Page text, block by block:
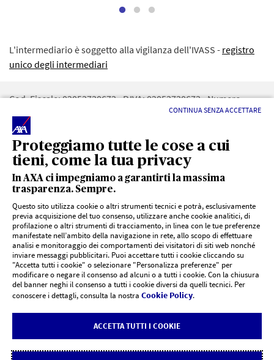
Proteggiamo tutte le cose a cui
tieni, come la tua privacy
In AXA ci impegniamo a garantirti la massima
trasparenza. Sempre.
Questo sito utilizza cookie o altri strumenti tecnici e potrà, esclusivamente
previa acquisizione del tuo consenso, utilizzare anche cookie analitici, di
profilazione o altri strumenti di tracciamento, in linea con le tue preferenze
manifestate nell’ambito della navigazione in rete, allo scopo di effettuare
analisi e monitoraggio dei comportamenti dei visitatori di siti web nonché
inviare messaggi pubblicitari. Puoi accettare tutti i cookie cliccando su
"Accetta tutti i cookie" o selezionare "Personalizza preferenze" per
modificare o negare il consenso ad alcuni o a tutti i cookie. Con la chiusura
del banner neghi il consenso a tutti i cookie diversi da quelli tecnici. Per
conoscere i dettagli, consulta la nostra Cookie Policy.
CONTINUA SENZA ACCETTARE
ACCETTA TUTTI I COOKIE
L'intermediario è soggetto alla vigilanza dell'IVASS - registro
unico degli intermediari
Cod. Fiscale: 02053730673 - P.IVA: 02053730673 - Numero
iscrizione REA: 175105 - RUI: A000637430 - CAPITALE SOCIALE:
10.000€ - Numero iscrizione registro imprese di TE :
02053730673 - PEC:ASSINOVA@PECSTUDIO.IT
LINK UTILI
Documenti PRIIPs
Carta degli impegni
DOCUMENTI E SUPPORTO
Siti agenzie AXA
Reclami
AXA Italia | AXA Corporate
CONTATTI